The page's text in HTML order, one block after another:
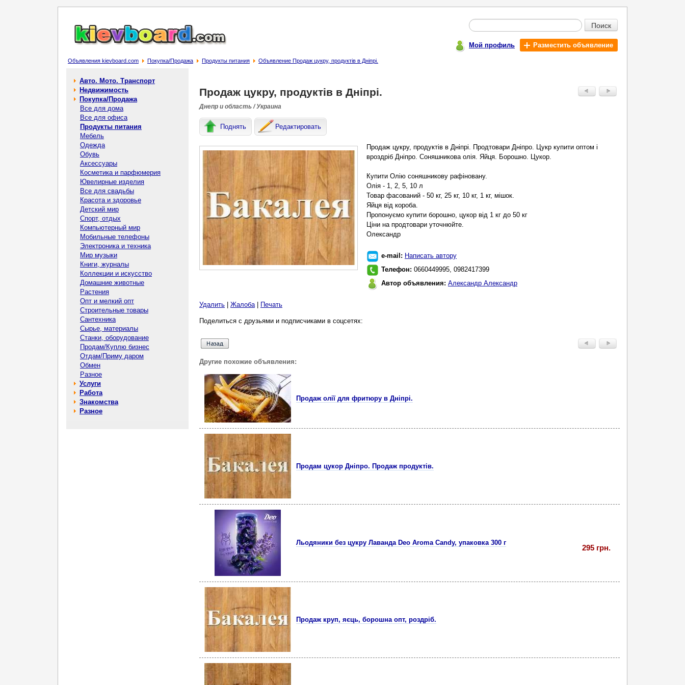
Поиск
Мой профиль Разместить объявление
Объявления kievboard.com Покупка/Продажа Продукты питания Объявление Продаж цукру, продуктів в Дніпрі.
Авто. Мото. Транспорт
Недвижимость
Покупка/Продажа
Все для дома
Все для офиса
Продукты питания
Мебель
Одежда
Обувь
Аксессуары
Косметика и парфюмерия
Ювелирные изделия
Все для свадьбы
Красота и здоровье
Детский мир
Спорт, отдых
Компьютерный мир
Мобильные телефоны
Электроника и техника
Мир музыки
Книги, журналы
Коллекции и искусство
Домашние животные
Растения
Опт и мелкий опт
Строительные товары
Сантехника
Сырье, материалы
Станки, оборудование
Продам/Куплю бизнес
Отдам/Приму даром
Обмен
Разное
Услуги
Работа
Знакомства
Разное
Продаж цукру, продуктів в Дніпрі.
Днепр и область / Украина
Поднять Редактировать
Продаж цукру, продуктів в Дніпрі. Продтовари Дніпро. Цукр купити оптом і
вроздріб Дніпро. Соняшникова олія. Яйця. Борошно. Цукор.
Купити Олію соняшникову рафіновану.
Олія - 1, 2, 5, 10 л
Товар фасований - 50 кг, 25 кг, 10 кг, 1 кг, мішок.
Яйця від короба.
Пропонуємо купити борошно, цукор від 1 кг до 50 кг
Ціни на продтовари уточнюйте.
Олександр
e-mail: Написать автору
Телефон: 0660449995, 0982417399
Автор объявления: Александр Александр
Удалить Жалоба| Печать
Поделиться с друзьями и подписчиками в соцсетях:
Другие похожие объявления:
Продаж олії для фритюру в Дніпрі.
Продам цукор Дніпро. Продаж продуктів.
Льодяники без цукру Лаванда Deo Aroma Candy, упаковка 300 г
295 грн.
Продаж круп, яєць, борошна опт, роздріб.